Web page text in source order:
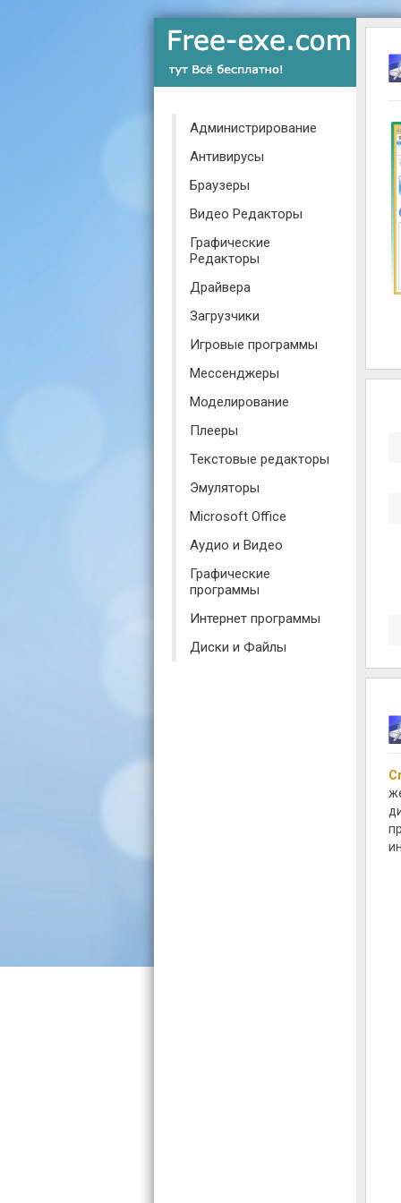
Администрирование
Антивирусы
Браузеры
Видео Редакторы
Графические
Редакторы
Драйвера
Загрузчики
Игровые программы
Мессенджеры
Моделирование
Плееры
Текстовые редакторы
Эмуляторы
Microsoft Office
Аудио и Видео
Графические
программы
Интернет программы
Диски и Файлы